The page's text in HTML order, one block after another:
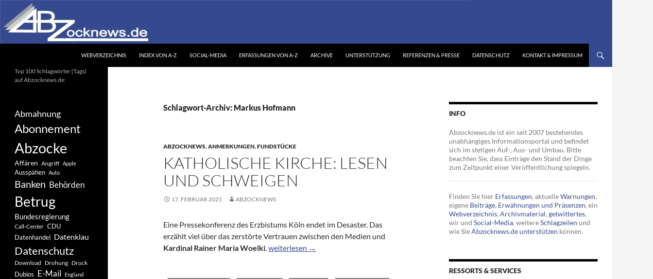
Inhalt
springen
WEBVERZEICHNIS INDEX VON A-Z SOCIAL-MEDIA ERFASSUNGEN VON A-Z ARCHIVE UNTERSTÜTZUNG REFERENZEN & PRESSE DATENSCHUTZ KONTAKT & IMPRESSUM
Schlagwort-Archiv: Markus Hofmann
ABZOCKNEWS,ANMERKUNGEN,FUNDSTÜCKE
KATHOLISCHE KIRCHE: LESEN
UND SCHWEIGEN
17. FEBRUAR 2021 ABZOCKNEWS
Eine Pressekonferenz des Erzbistums Köln endet im Desaster. Das
erzählt viel über das zerstörte Vertrauen zwischen den Medien und
Kardinal Rainer Maria Woelki.Katholische Kirche: Lesen und Schweigen
weiterlesen →
INFO
Abzocknews.de ist ein seit 2007 bestehendes
unabhängiges Informationsportal und befindet
sich im stetigen Auf-, Aus- und Umbau. Bitte
beachten Sie, dass Einträge den Stand der Dinge
zum Zeitpunkt einer Veröffentlichung spiegeln.
Finden Sie hier Erfassungen, aktuelleWarnungen,
eigene Beiträge, Erwähnungen und Präsenzen, ein
Webverzeichnis, Archivmaterial, getwittertes,
wir und Social-Media, weitereSchlagzeilen und
wie SieAbzocknews.de unterstützen können.
RESSORTS & SERVICES
Ihr unabhängiges
Informationsportal
Top 100 Schlagwörter (Tags)
auf Abzocknews.de:
Abmahnung
Abonnement
Abzocke
Affären Angriff Apple
Ausspähen Auto
Banken Behörden
Betrug
Bundesregierung
Call-Center CDU
Datenhandel Datenklau
Datenschutz
Download Drohung Druck
Dubios E-Mail England